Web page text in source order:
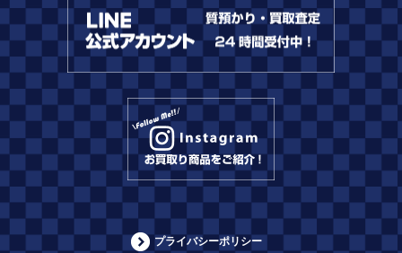
プライバシーポリシー